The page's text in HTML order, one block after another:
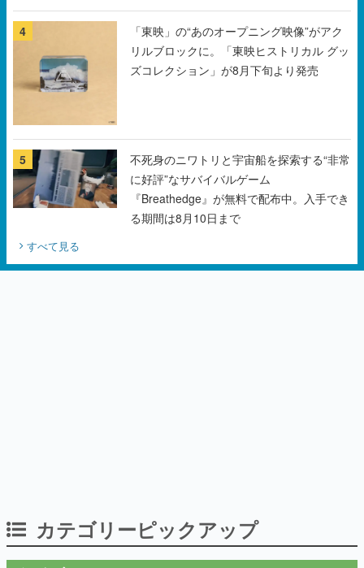
チェコのプロ野球選手から称賛の声
4
「東映」の“あのオープニング映像”がアク
リルブロックに。「東映ヒストリカル グッ
ズコレクション」が8月下旬より発売
5
不死身のニワトリと宇宙船を探索する“非常
に好評”なサバイバルゲーム
『Breathedge』が無料で配布中。入手でき
る期間は8月10日まで
すべて見る
カテゴリーピックアップ